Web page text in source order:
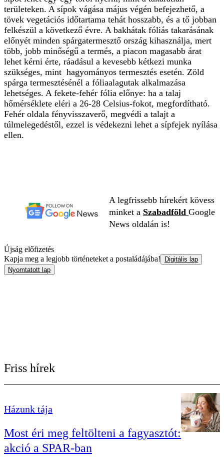
területeken. A sípok vágása május végén befejezhető, a
tövek vegetációs időtartama tehát hosszabb, és a tő jobban
felkészül a következő évre. A bakhátak fóliás takarásának
előnyét minden spárgatermesztő ország kihasználja, mert
több, jobb minőségű a termés, a piacon magasabb árat
lehet kérni érte, ráadásul a kevesebb kétkezi munka
szükséges, mint hagyományos termesztés esetén. Zöld
spárga termesztésénél a fóliaalagutak alkalmazása
lehetséges. A fekete-fehér fólia előnye: ha a talaj
hőmérséklete eléri a 26-28 Celsius-fokot, megfordítható.
Fehér oldala fényvisszaverő, megvédi a talajt a
túlmelegedéstől, ezzel is védekezni lehet a sípfejek nyílása
ellen.
A legfrissebb hírekért kövess
minket a Szabadföld Google
News oldalán is!
Újság előfizetés
Kapja meg a legjobb történeteket a postaládájába!
Digitális lap
Nyomtatott lap
Friss hírek
Házunk tája
Most éri meg feltölteni a fagyasztót:
akció a SPAR-ban